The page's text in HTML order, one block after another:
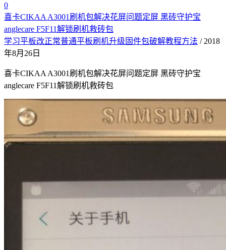
0
喜卡CIKAA A3001刷机包解决花屏问题定屏 黑砖守护宝
anglecare F5F11解锁刷机救砖包
学习平板改正常普通平板刷机升级固件包破解教程方法 / 2018
年8月26日
喜卡CIKAA A3001刷机包解决花屏问题定屏 黑砖守护宝
anglecare F5F11解锁刷机救砖包